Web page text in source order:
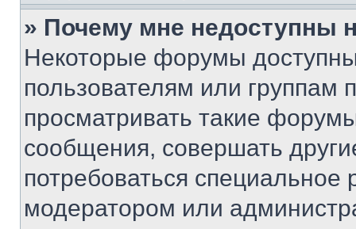
» Почему мне недоступны
Некоторые форумы
пользователям или группам
просматривать такие
сообщения, совершать
потребоваться
модератором или